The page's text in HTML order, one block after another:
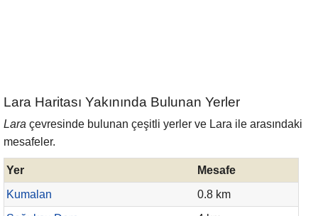
Lara Haritası Yakınında Bulunan Yerler
Lara çevresinde bulunan çeşitli yerler ve Lara ile arasındaki
mesafeler.
Yer
Mesafe
Kumalan
0.8 km